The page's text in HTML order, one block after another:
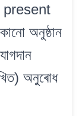
অনুষ্ঠান
অনুৰোধ